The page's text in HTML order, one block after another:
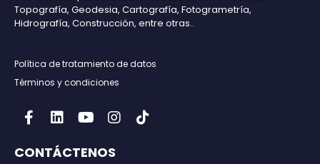
Topografía, Geodesia, Cartografía, Fotogrametría,
Hidrografía, Construcción, entre otras..
Política de tratamiento de datos
Términos y condiciones
CONTÁCTENOS